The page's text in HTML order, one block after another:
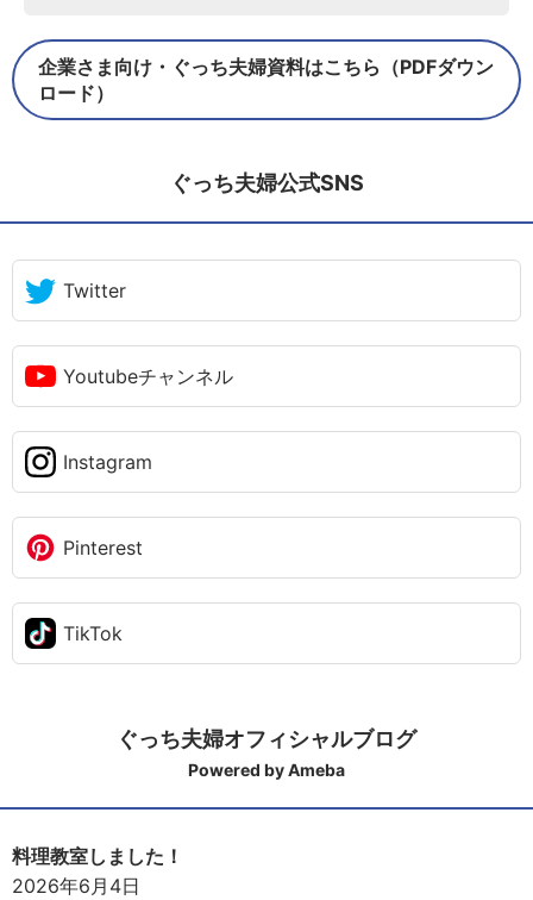
企業さま向け・ぐっち夫婦資料はこちら（PDFダウン
ロード）
ぐっち夫婦公式SNS
Twitter
Youtubeチャンネル
Instagram
Pinterest
TikTok
ぐっち夫婦オフィシャルブログ
Powered by Ameba
料理教室しました！
2026年6月4日